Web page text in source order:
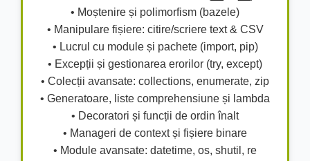
• Moștenire și polimorfism (bazele)
• Manipulare fișiere: citire/scriere text & CSV
• Lucrul cu module și pachete (import, pip)
• Excepții și gestionarea erorilor (try, except)
• Colecții avansate: collections, enumerate, zip
• Generatoare, liste comprehensiune și lambda
• Decoratori și funcții de ordin înalt
• Manageri de context și fișiere binare
• Module avansate: datetime, os, shutil, re